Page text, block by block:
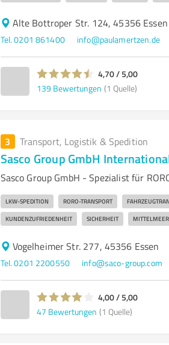
Alte Bottroper Str. 124, 45356 Essen
Tel. 0201 861400 info@paulamertzen.de
4,70 / 5,00
139 Bewertungen (1 Quelle)
3 Transport, Logistik & Spedition
Sasco Group GmbH
Sasco Group GmbH - Spezialist für
LKW-SPEDITION RORO-TRANSPORT
KUNDENZUFRIEDENHEIT SICHERHEIT MITTELMEER
Vogelheimer Str. 277, 45356 Essen
Tel. 0201 2200550 info@saco-group.com
4,00 / 5,00
47 Bewertungen (1 Quelle)